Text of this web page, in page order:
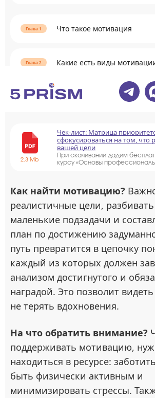
Что такое мотивация
Какие есть виды
Раскрыть содержание
2.3 Mb
Чек-лист: Матрица
сфокусироваться на том, что
вашей цели
При скачивании дадим
курсу «Основы
Как найти мотивацию?
реалистичные цели,
маленькие подзадачи и
план по достижению
путь превратится в цепочку
каждый из которых должен
анализом достигнутого и
наградой. Это позволит видеть
не терять вдохновения.
На что обратить внимание?
поддерживать мотивацию,
находиться в ресурсе:
быть физически активным и
минимизировать стрессы.